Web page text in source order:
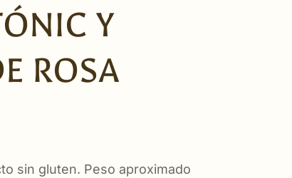
Y
ROSA
sin gluten. Peso aproximado